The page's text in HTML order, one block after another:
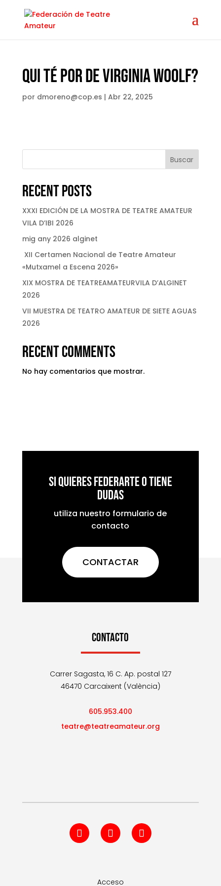
Qui té por de Virginia Woolf?
por dmoreno@cop.es | Abr 22, 2025
Buscar
Recent Posts
XXXI EDICIÓN DE LA MOSTRA DE TEATRE AMATEUR
VILA D’IBI 2026
mig any 2026 alginet
XII Certamen Nacional de Teatre Amateur
«Mutxamel a Escena 2026»
XIX MOSTRA DE TEATREAMATEURVILA D’ALGINET
2026
VII MUESTRA DE TEATRO AMATEUR DE SIETE AGUAS
2026
Recent Comments
No hay comentarios que mostrar.
Si quieres federarte o tiene
dudas
utiliza nuestro formulario de
contacto
CONTACTAR
CONTACTO
Carrer Sagasta, 16 C. Ap. postal 127
46470 Carcaixent (València)
605.953.400
teatre@teatreamateur.org
Acceso